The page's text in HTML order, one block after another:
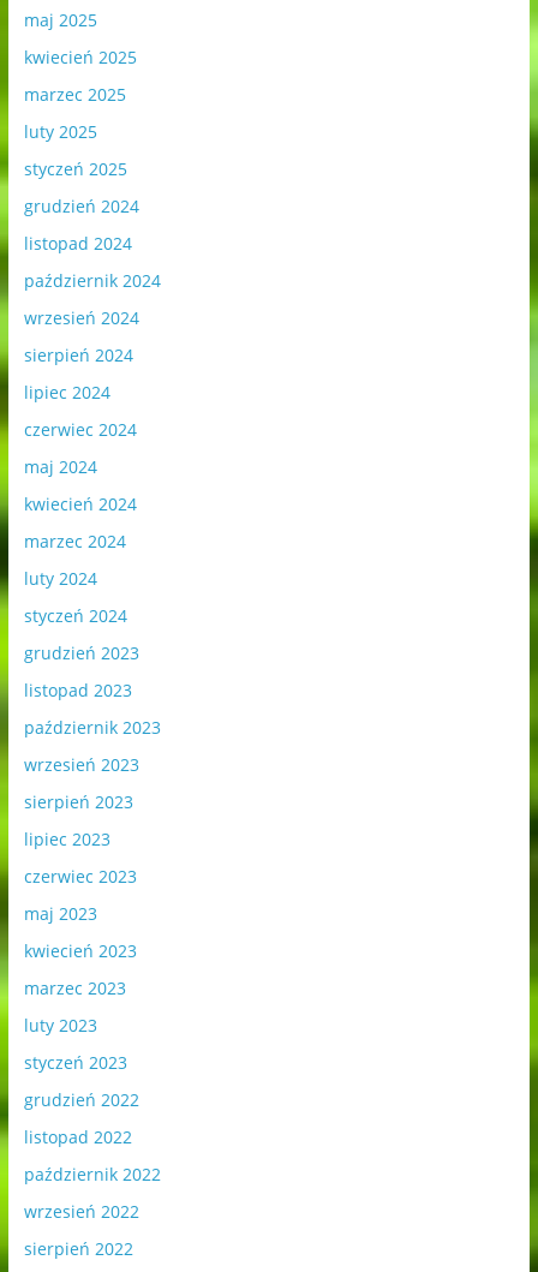
maj 2025
kwiecień 2025
marzec 2025
luty 2025
styczeń 2025
grudzień 2024
listopad 2024
październik 2024
wrzesień 2024
sierpień 2024
lipiec 2024
czerwiec 2024
maj 2024
kwiecień 2024
marzec 2024
luty 2024
styczeń 2024
grudzień 2023
listopad 2023
październik 2023
wrzesień 2023
sierpień 2023
lipiec 2023
czerwiec 2023
maj 2023
kwiecień 2023
marzec 2023
luty 2023
styczeń 2023
grudzień 2022
listopad 2022
październik 2022
wrzesień 2022
sierpień 2022